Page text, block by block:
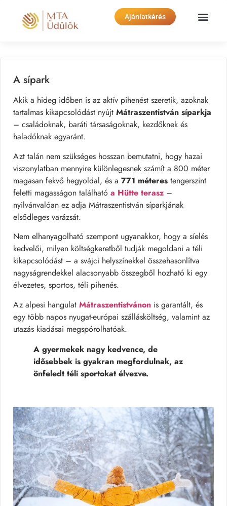
Ajánlatkérés
A sípark
Akik a hideg időben is az aktív pihenést szeretik, azoknak
tartalmas kikapcsolódást nyújt Mátraszentistván síparkja
– családoknak, baráti társaságoknak, kezdőknek és
haladóknak egyaránt.
Azt talán nem szükséges hosszan bemutatni, hogy hazai
viszonylatban mennyire különlegesnek számít a 800 méter
magasan fekvő hegyoldal, és a 771 méteres tengerszint
feletti magasságon található a Hütte terasz –
nyilvánvalóan ez adja Mátraszentistván síparkjának
elsődleges varázsát.
Nem elhanyagolható szempont ugyanakkor, hogy a síelés
kedvelői, milyen költségkeretből tudják megoldani a téli
kikapcsolódást – a svájci helyszínekkel összehasonlítva
nagyságrendekkel alacsonyabb összegből hozható ki egy
élvezetes, sportos, téli pihenés.
Az alpesi hangulat Mátraszentistvánon is garantált, és
egy több napos nyugat-európai szállásköltség, valamint az
utazás kiadásai megspórolhatóak.
A gyermekek nagy kedvence, de
idősebbek is gyakran megfordulnak, az
önfeledt téli sportokat élvezve.